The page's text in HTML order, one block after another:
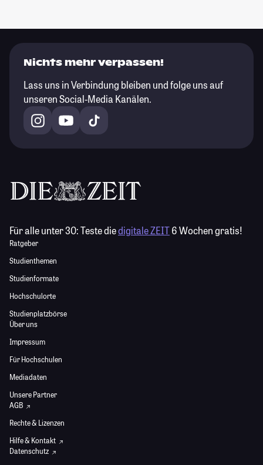
Nichts mehr verpassen!
Lass uns in Verbindung bleiben und folge uns auf
unseren Social-Media Kanälen.
Für alle unter 30:Teste diedigitale ZEIT6 Wochen gratis!
Ratgeber
Studienthemen
Studienformate
Hochschulorte
Studienplatzbörse
Über uns
Impressum
Für Hochschulen
Mediadaten
Unsere Partner
AGB
Rechte & Lizenzen
Hilfe & Kontakt
Datenschutz